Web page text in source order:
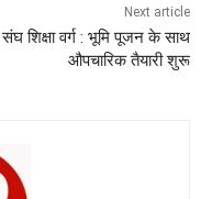
Next article
संघ शिक्षा वर्ग : भूमि पूजन के साथ
औपचारिक तैयारी शुरू